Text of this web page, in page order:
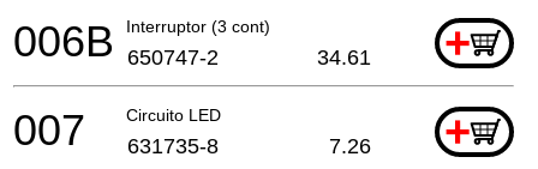
Interruptor (3 cont) +
006B 650747-2 34.61
Circuito LED +
007 631735-8 7.26